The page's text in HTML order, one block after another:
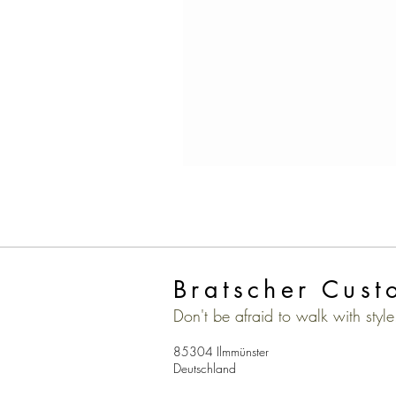
Bratscher
Don't be afraid to walk with
85304 Ilmmünster
Deutschland